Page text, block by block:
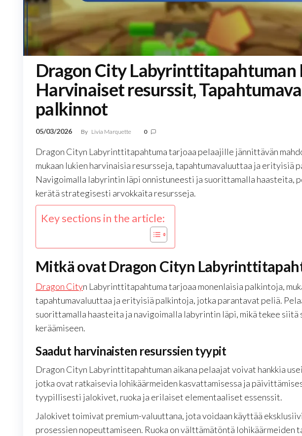
Dragon City Labyrinttitapahtuman
Harvinaiset resurssit,
palkinnot
05/03/2026 By Livia Marquette 0
Dragon Cityn Labyrinttitapahtuma tarjoaa pelaajille jännittävän
mukaan lukien harvinaisia resursseja, tapahtumavaluuttaa ja erityisiä
Navigoimalla labyrintin läpi onnistuneesti ja suorittamalla haasteita,
kerätä strategisesti arvokkaita resursseja.
Key sections in the article:
Mitkä ovat Dragon Cityn
Dragon Cityn Labyrinttitapahtuma tarjoaa monenlaisia palkintoja,
tapahtumavaluuttaa ja erityisiä palkintoja, jotka parantavat peliä.
suorittamalla haasteita ja navigoimalla labyrintin läpi, mikä tekee
keräämiseen.
Saadut harvinaisten resurssien tyypit
Dragon Cityn Labyrinttitapahtuman aikana pelaajat voivat hankkia
jotka ovat ratkaisevia lohikäärmeiden kasvattamisessa ja
tyypillisesti jalokivet, ruoka ja erilaiset elementaaliset essenssit.
Jalokivet toimivat premium-valuuttana, jota voidaan käyttää
prosessien nopeuttamiseen. Ruoka on välttämätöntä lohikäärmeiden